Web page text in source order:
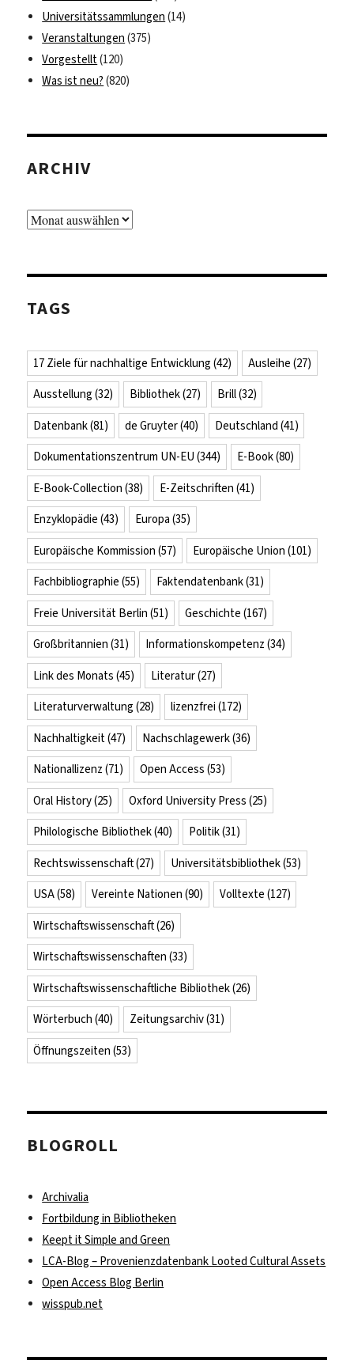
Universitätssammlungen (14)
Veranstaltungen (375)
Vorgestellt(120)
Was ist neu? (820)
ARCHIV
Archiv
TAGS
17 Ziele für nachhaltige Entwicklung (42) Ausleihe (27)
Ausstellung (32) Bibliothek(27) Brill(32)
Datenbank(81) de Gruyter(40) Deutschland (41)
Dokumentationszentrum UN-EU (344) E-Book(80)
E-Book-Collection (38) E-Zeitschriften (41)
Enzyklopädie (43) Europa (35)
Europäische Kommission (57) Europäische Union (101)
Fachbibliographie (55) Faktendatenbank(31)
Freie Universität Berlin (51) Geschichte (167)
Großbritannien (31) Informationskompetenz (34)
Link des Monats (45) Literatur(27)
Literaturverwaltung (28) lizenzfrei (172)
Nachhaltigkeit(47) Nachschlagewerk(36)
Nationallizenz (71) Open Access (53)
Oral History(25) Oxford University Press (25)
Philologische Bibliothek(40) Politik(31)
Rechtswissenschaft(27) Universitätsbibliothek(53)
USA(58) Vereinte Nationen (90) Volltexte (127)
Wirtschaftswissenschaft(26)
Wirtschaftswissenschaften (33)
Wirtschaftswissenschaftliche Bibliothek(26)
Wörterbuch (40) Zeitungsarchiv(31)
Öffnungszeiten (53)
BLOGROLL
Archivalia
Fortbildung in Bibliotheken
Keept it Simple and Green
LCA-Blog – Provenienzdatenbank Looted Cultural Assets
Open Access Blog Berlin
wisspub.net